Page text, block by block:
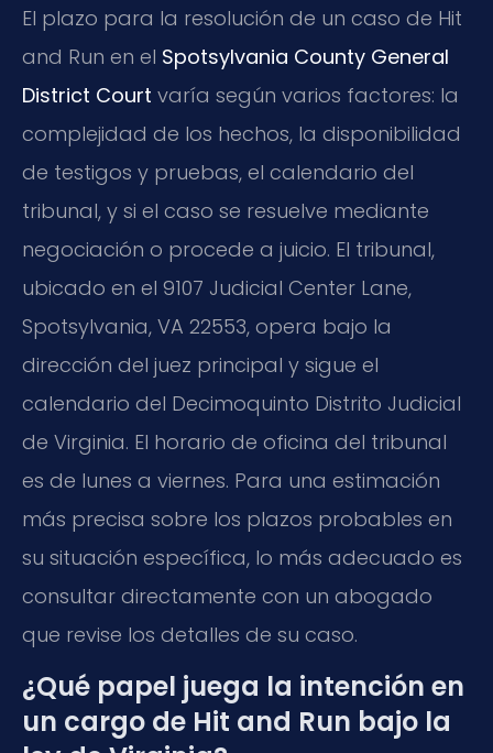
El plazo para la resolución de un caso de Hit
and Run en el Spotsylvania County General
District Court varía según varios factores: la
complejidad de los hechos, la disponibilidad
de testigos y pruebas, el calendario del
tribunal, y si el caso se resuelve mediante
negociación o procede a juicio. El tribunal,
ubicado en el 9107 Judicial Center Lane,
Spotsylvania, VA 22553, opera bajo la
dirección del juez principal y sigue el
calendario del Decimoquinto Distrito Judicial
de Virginia. El horario de oficina del tribunal
es de lunes a viernes. Para una estimación
más precisa sobre los plazos probables en
su situación específica, lo más adecuado es
consultar directamente con un abogado
que revise los detalles de su caso.
¿Qué papel juega la intención en
un cargo de Hit and Run bajo la